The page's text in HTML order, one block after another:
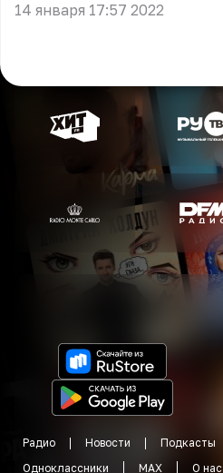
14 января 17:57 2022
Радио Новости Подкасты
Одноклассники
MAX О нас